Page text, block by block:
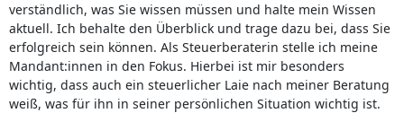
verständlich, was Sie wissen müssen und halte mein Wissen
aktuell. Ich behalte den Überblick und trage dazu bei, dass Sie
erfolgreich sein können. Als Steuerberaterin stelle ich meine
Mandant:innen in den Fokus. Hierbei ist mir besonders
wichtig, dass auch ein steuerlicher Laie nach meiner Beratung
weiß, was für ihn in seiner persönlichen Situation wichtig ist.